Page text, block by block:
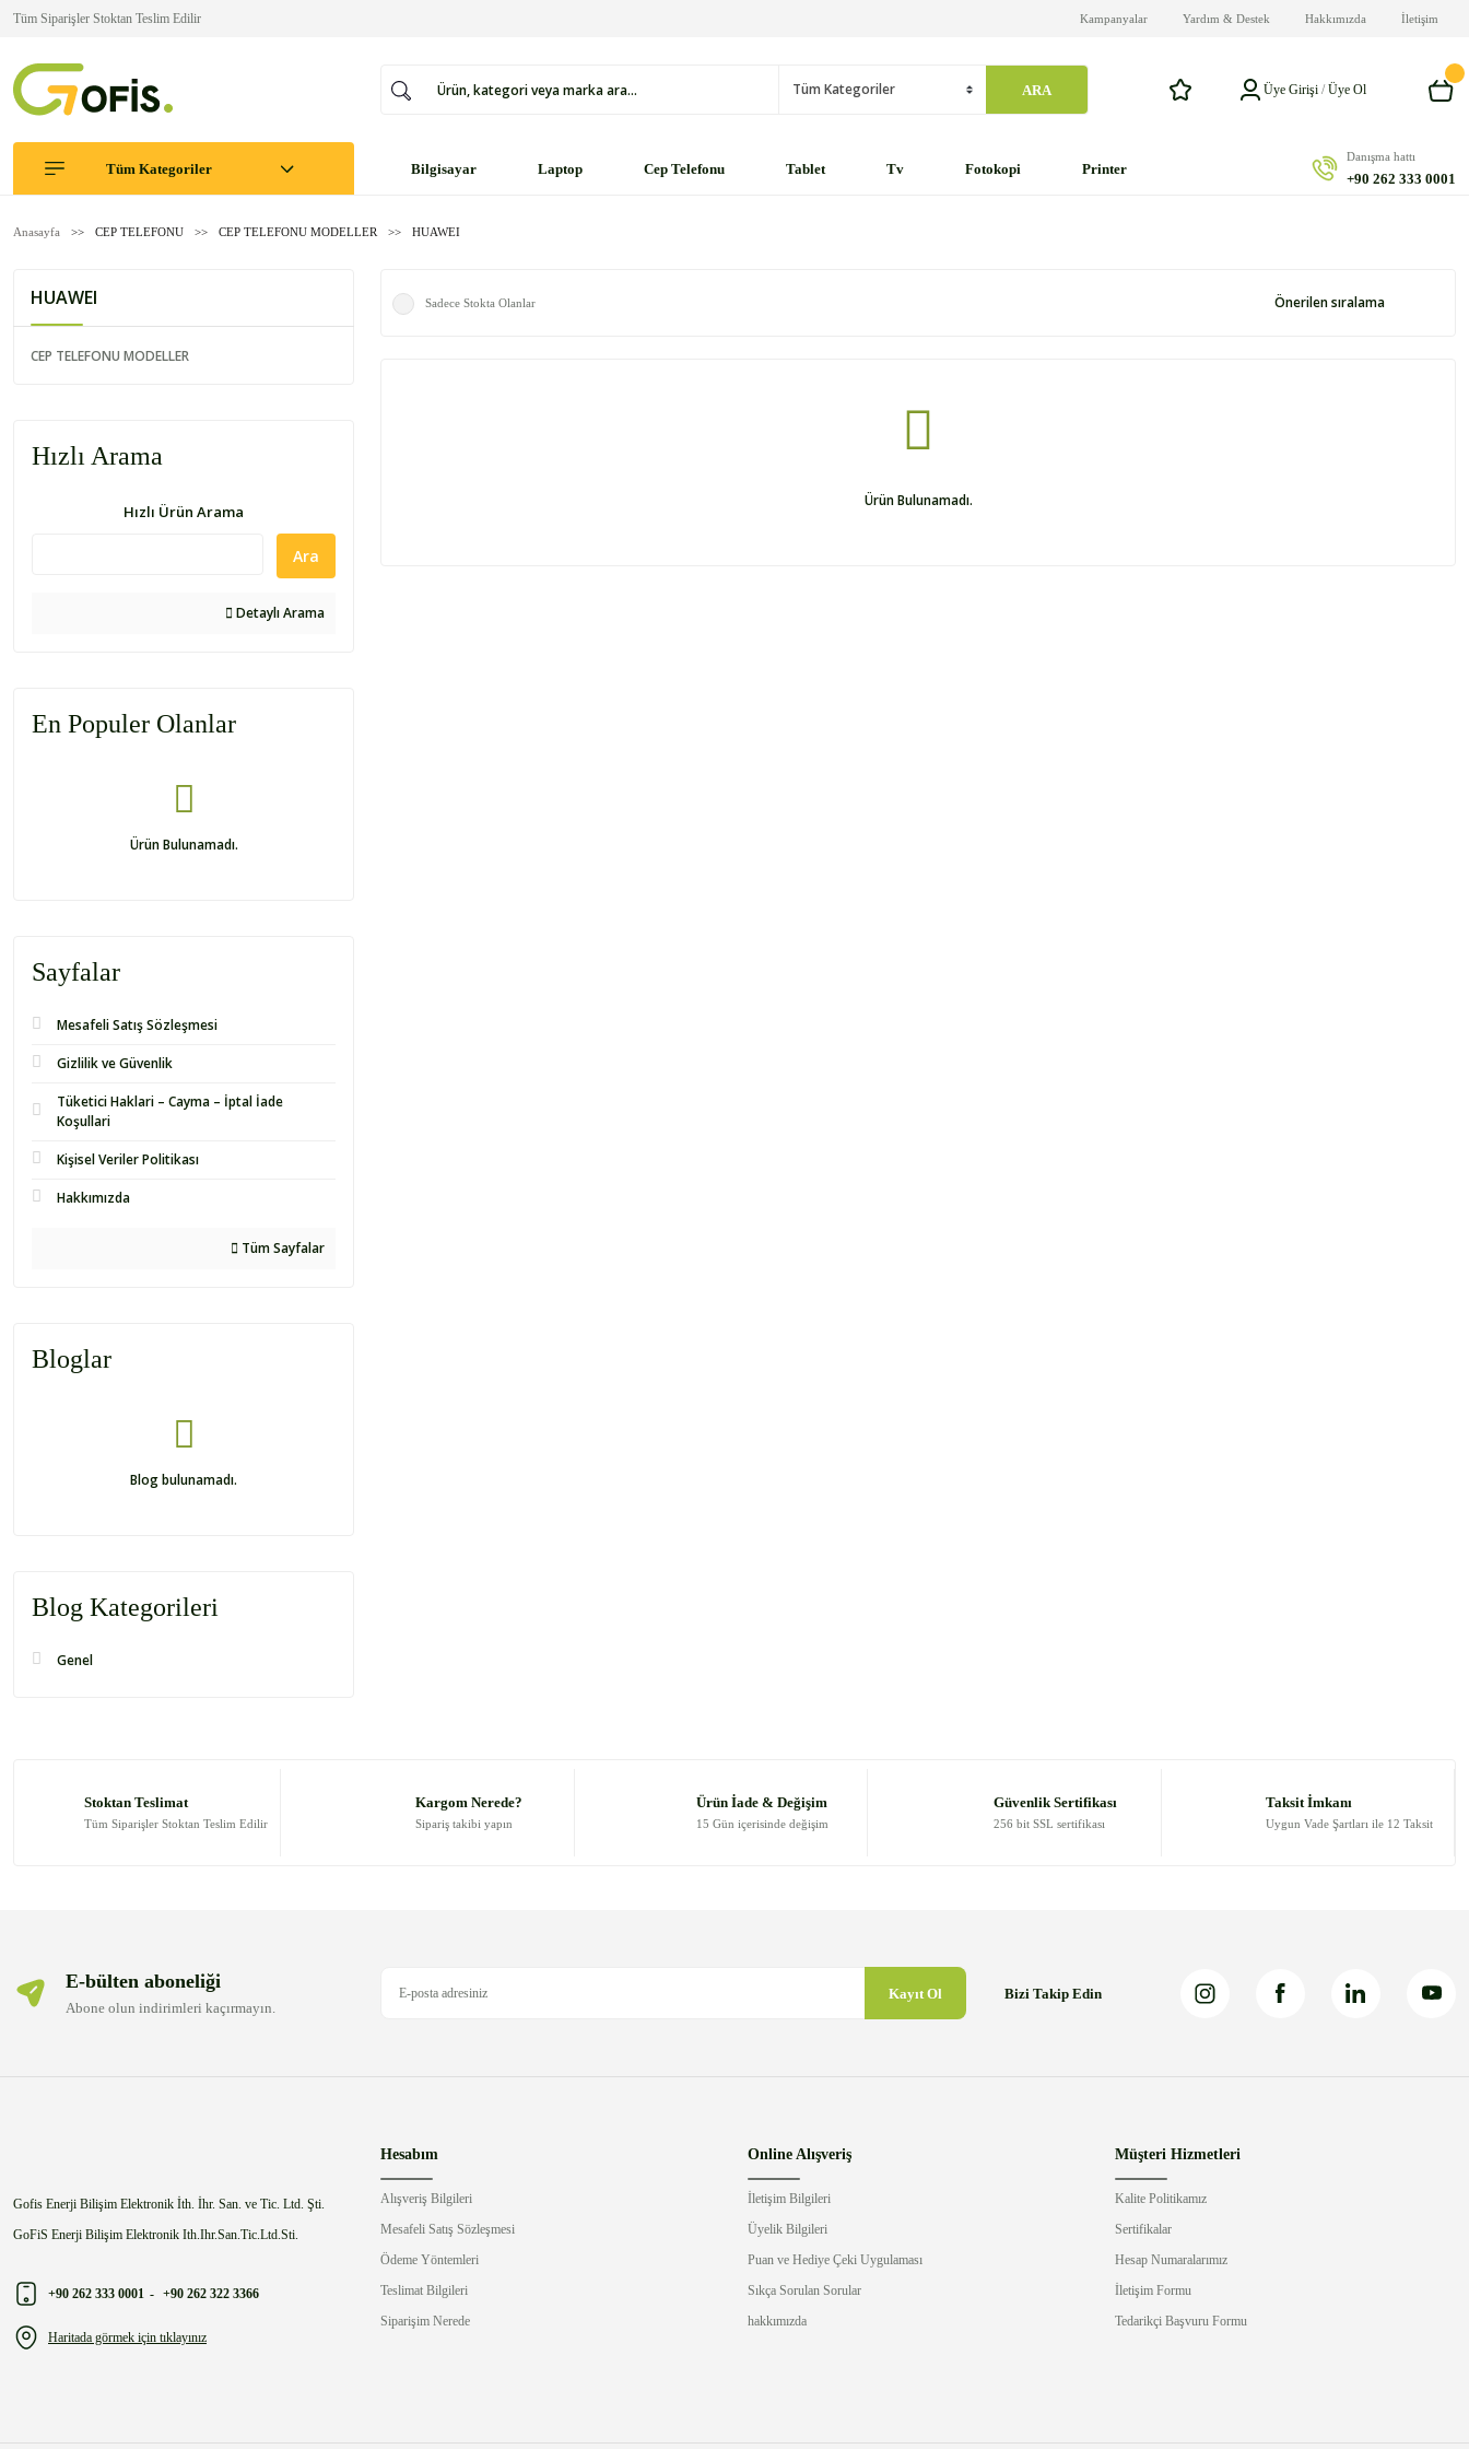
Tüm Siparişler Stoktan Teslim Edilir Kampanyalar Yardım & Destek Hakkımızda İletişim
ARA Üye Girişi /Üye Ol
Tüm Kategoriler Bilgisayar Laptop Cep Telefonu Tablet Tv Fotokopi Printer
Danışma hattı
+90 262 333 0001
Anasayfa CEP TELEFONU CEP TELEFONU MODELLER HUAWEI
HUAWEI
CEP TELEFONU MODELLER
Hızlı Arama
Hızlı Ürün Arama
Ara
Detaylı Arama
En Populer Olanlar
Ürün Bulunamadı.
Sayfalar
Mesafeli Satış Sözleşmesi
Gizlilik ve Güvenlik
Tüketici Haklari – Cayma – İptal İade
Koşullari
Kişisel Veriler Politikası
Hakkımızda
Tüm Sayfalar
Bloglar
Blog bulunamadı.
Blog Kategorileri
Genel
Sadece Stokta Olanlar
Ürün Bulunamadı.
Stoktan Teslimat
Tüm Siparişler Stoktan Teslim Edilir
Kargom Nerede?
Sipariş takibi yapın
Ürün İade & Değişim
15 Gün içerisinde değişim
Güvenlik Sertifikası
256 bit SSL sertifikası
Taksit İmkanı
Uygun Vade Şartları ile 12 Taksit
E-bülten aboneliği
Abone olun indirimleri kaçırmayın.
Kayıt Ol Bizi Takip Edin
Gofis Enerji Bilişim Elektronik İth. İhr. San. ve Tic. Ltd. Şti.
GoFiS Enerji Bilişim Elektronik Ith.Ihr.San.Tic.Ltd.Sti.
+90 262 333 0001 - +90 262 322 3366
Haritada görmek için tıklayınız
Hesabım
Alışveriş Bilgileri
Mesafeli Satış Sözleşmesi
Ödeme Yöntemleri
Teslimat Bilgileri
Siparişim Nerede
Online Alışveriş
İletişim Bilgileri
Üyelik Bilgileri
Puan ve Hediye Çeki Uygulaması
Sıkça Sorulan Sorular
hakkımızda
Müşteri Hizmetleri
Kalite Politikamız
Sertifikalar
Hesap Numaralarımız
İletişim Formu
Tedarikçi Başvuru Formu